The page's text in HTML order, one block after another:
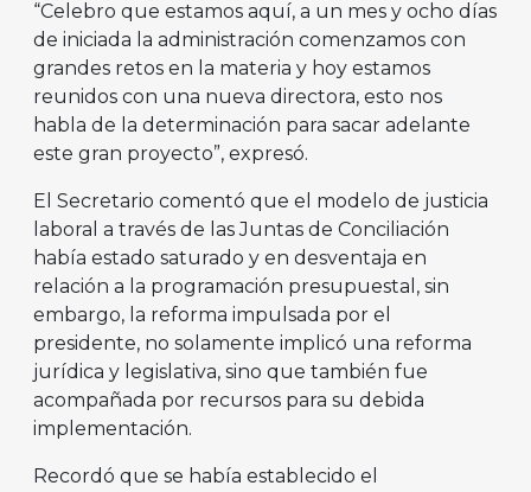
“Celebro que estamos aquí, a un mes y ocho días
de iniciada la administración comenzamos con
grandes retos en la materia y hoy estamos
reunidos con una nueva directora, esto nos
habla de la determinación para sacar adelante
este gran proyecto”, expresó.
El Secretario comentó que el modelo de justicia
laboral a través de las Juntas de Conciliación
había estado saturado y en desventaja en
relación a la programación presupuestal, sin
embargo, la reforma impulsada por el
presidente, no solamente implicó una reforma
jurídica y legislativa, sino que también fue
acompañada por recursos para su debida
implementación.
Recordó que se había establecido el